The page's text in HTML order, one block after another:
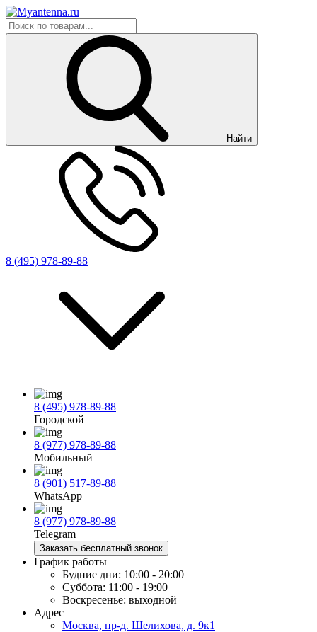
Найти
8 (495) 978-89-88
8 (495) 978-89-88
Городской
8 (977) 978-89-88
Мобильный
8 (901) 517-89-88
WhatsApp
8 (977) 978-89-88
Telegram
Заказать бесплатный звонок
График работы
Будние дни: 10:00 - 20:00
Суббота: 11:00 - 19:00
Воскресенье: выходной
Адрес
Москва, пр-д. Шелихова, д. 9к1